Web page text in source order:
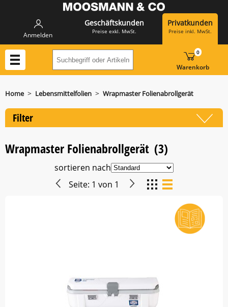
Anmelden
Geschäftskunden
Preise exkl. MwSt.
Privatkunden
Preise inkl. MwSt.
Suchbegriff oder Artikelnummer hier
Warenkorb
0
Home > Lebensmittelfolien > Wrapmaster Folienabrollgerät
Filter
Wrapmaster Folienabrollgerät (3)
sortieren nach
Seite: 1 von 1